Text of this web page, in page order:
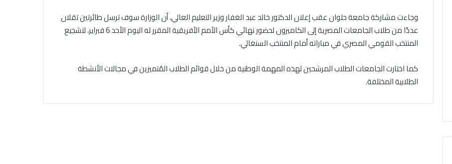
وجاءت مشاركة جامعة حلوان عقب إعلان الدكتور خالد عبد الغفار وزير التعليم العالي، أن الوزارة سوف ترسل طائرتين تقلان
عددًا من طلاب الجامعات المصرية إلى الكاميرون لحضور نهائي كأس الأمم الأفريقية المقرر له اليوم الأحد 6 فبراير، لتشجيع
المنتخب القومي المصري في مباراته أمام المنتخب السنغالي.
كما اختارت الجامعات الطلاب المرشحين لهذه المهمة الوطنية من خلال قوائم الطلاب المُتميزين في مجالات الأنشطة
الطلابية المختلفة.